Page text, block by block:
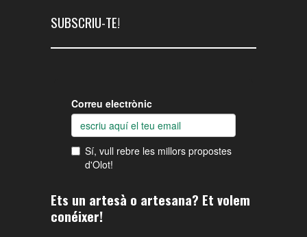
SUBSCRIU-TE!
Ets un artesà o artesana? Et volem
conéixer!